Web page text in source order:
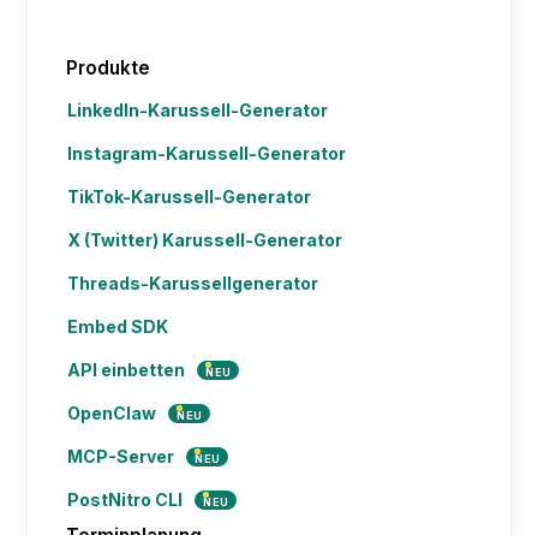
Produkte
LinkedIn-Karussell-Generator
Instagram-Karussell-Generator
TikTok-Karussell-Generator
X (Twitter) Karussell-Generator
Threads-Karussellgenerator
Embed SDK
API einbetten NEU
OpenClaw NEU
MCP-Server NEU
PostNitro CLI NEU